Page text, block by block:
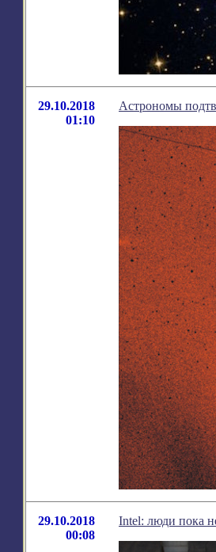
29.10.2018
01:10
Астрономы
29.10.2018
00:08
Intel: люди пока